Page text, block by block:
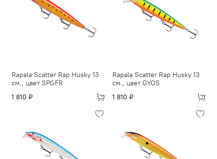
Rapala Scatter Rap Husky 13
см., цвет SPGFR
1 810 ₽
Rapala Scatter Rap Husky 13
см., цвет GYOS
1 810 ₽